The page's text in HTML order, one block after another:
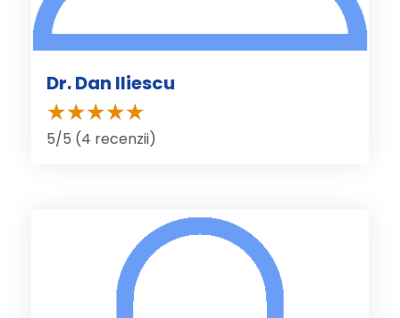
Dr. Dan Iliescu
5/5 (4 recenzii)